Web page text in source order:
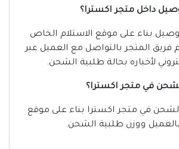
داخل متجر اكسترا؟
بناء على موقع الاستلام الخاص
فريق المتجر بالتواصل مع العميل عبر
لأخباره بحالة طلبية الشحن.
في متجر اكسترا؟
في متجر اكسترا بناء على موقع
ووزن طلبية الشحن.